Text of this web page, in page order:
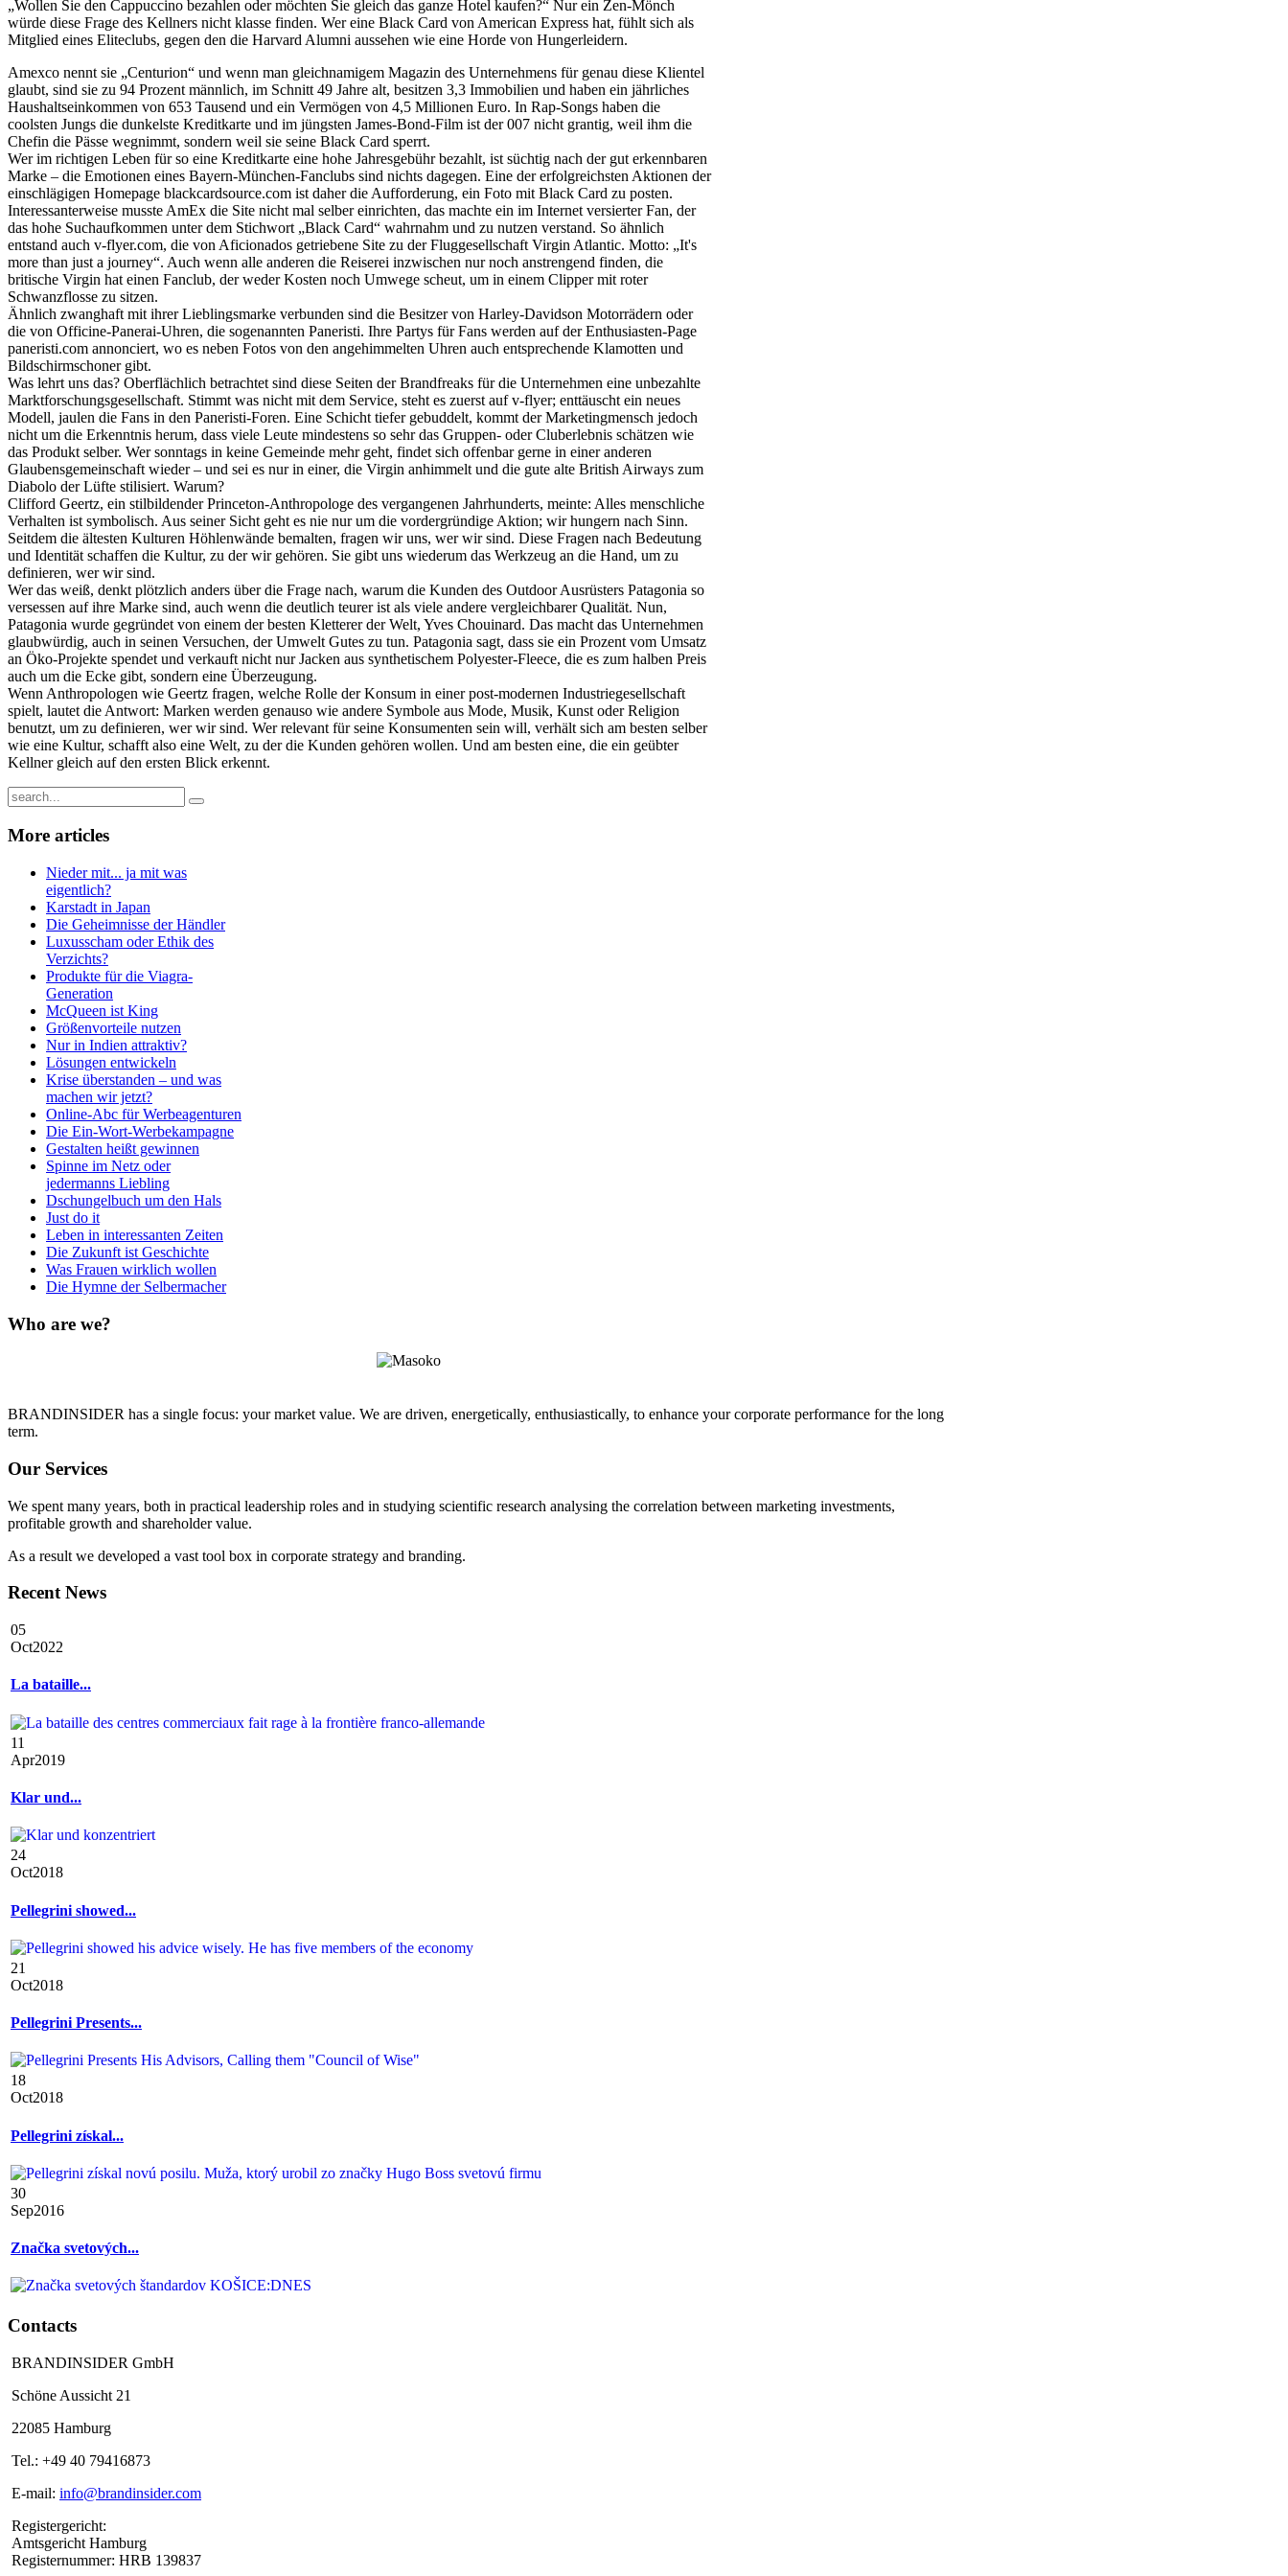
„Wollen Sie den Cappuccino bezahlen oder möchten Sie gleich das ganze Hotel kaufen?“ Nur ein Zen-Mönch
würde diese Frage des Kellners nicht klasse finden. Wer eine Black Card von American Express hat, fühlt sich als
Mitglied eines Eliteclubs, gegen den die Harvard Alumni aussehen wie eine Horde von Hungerleidern.
Amexco nennt sie „Centurion“ und wenn man gleichnamigem Magazin des Unternehmens für genau diese Klientel
glaubt, sind sie zu 94 Prozent männlich, im Schnitt 49 Jahre alt, besitzen 3,3 Immobilien und haben ein jährliches
Haushaltseinkommen von 653 Tausend und ein Vermögen von 4,5 Millionen Euro. In Rap-Songs haben die
coolsten Jungs die dunkelste Kreditkarte und im jüngsten James-Bond-Film ist der 007 nicht grantig, weil ihm die
Chefin die Pässe wegnimmt, sondern weil sie seine Black Card sperrt.
Wer im richtigen Leben für so eine Kreditkarte eine hohe Jahresgebühr bezahlt, ist süchtig nach der gut erkennbaren
Marke – die Emotionen eines Bayern-München-Fanclubs sind nichts dagegen. Eine der erfolgreichsten Aktionen der
einschlägigen Homepage blackcardsource.com ist daher die Aufforderung, ein Foto mit Black Card zu posten.
Interessanterweise musste AmEx die Site nicht mal selber einrichten, das machte ein im Internet versierter Fan, der
das hohe Suchaufkommen unter dem Stichwort „Black Card“ wahrnahm und zu nutzen verstand. So ähnlich
entstand auch v-flyer.com, die von Aficionados getriebene Site zu der Fluggesellschaft Virgin Atlantic. Motto: „It's
more than just a journey“. Auch wenn alle anderen die Reiserei inzwischen nur noch anstrengend finden, die
britische Virgin hat einen Fanclub, der weder Kosten noch Umwege scheut, um in einem Clipper mit roter
Schwanzflosse zu sitzen.
Ähnlich zwanghaft mit ihrer Lieblingsmarke verbunden sind die Besitzer von Harley-Davidson Motorrädern oder
die von Officine-Panerai-Uhren, die sogenannten Paneristi. Ihre Partys für Fans werden auf der Enthusiasten-Page
paneristi.com annonciert, wo es neben Fotos von den angehimmelten Uhren auch entsprechende Klamotten und
Bildschirmschoner gibt.
Was lehrt uns das? Oberflächlich betrachtet sind diese Seiten der Brandfreaks für die Unternehmen eine unbezahlte
Marktforschungsgesellschaft. Stimmt was nicht mit dem Service, steht es zuerst auf v-flyer; enttäuscht ein neues
Modell, jaulen die Fans in den Paneristi-Foren. Eine Schicht tiefer gebuddelt, kommt der Marketingmensch jedoch
nicht um die Erkenntnis herum, dass viele Leute mindestens so sehr das Gruppen- oder Cluberlebnis schätzen wie
das Produkt selber. Wer sonntags in keine Gemeinde mehr geht, findet sich offenbar gerne in einer anderen
Glaubensgemeinschaft wieder – und sei es nur in einer, die Virgin anhimmelt und die gute alte British Airways zum
Diabolo der Lüfte stilisiert. Warum?
Clifford Geertz, ein stilbildender Princeton-Anthropologe des vergangenen Jahrhunderts, meinte: Alles menschliche
Verhalten ist symbolisch. Aus seiner Sicht geht es nie nur um die vordergründige Aktion; wir hungern nach Sinn.
Seitdem die ältesten Kulturen Höhlenwände bemalten, fragen wir uns, wer wir sind. Diese Fragen nach Bedeutung
und Identität schaffen die Kultur, zu der wir gehören. Sie gibt uns wiederum das Werkzeug an die Hand, um zu
definieren, wer wir sind.
Wer das weiß, denkt plötzlich anders über die Frage nach, warum die Kunden des Outdoor Ausrüsters Patagonia so
versessen auf ihre Marke sind, auch wenn die deutlich teurer ist als viele andere vergleichbarer Qualität. Nun,
Patagonia wurde gegründet von einem der besten Kletterer der Welt, Yves Chouinard. Das macht das Unternehmen
glaubwürdig, auch in seinen Versuchen, der Umwelt Gutes zu tun. Patagonia sagt, dass sie ein Prozent vom Umsatz
an Öko-Projekte spendet und verkauft nicht nur Jacken aus synthetischem Polyester-Fleece, die es zum halben Preis
auch um die Ecke gibt, sondern eine Überzeugung.
Wenn Anthropologen wie Geertz fragen, welche Rolle der Konsum in einer post-modernen Industriegesellschaft
spielt, lautet die Antwort: Marken werden genauso wie andere Symbole aus Mode, Musik, Kunst oder Religion
benutzt, um zu definieren, wer wir sind. Wer relevant für seine Konsumenten sein will, verhält sich am besten selber
wie eine Kultur, schafft also eine Welt, zu der die Kunden gehören wollen. Und am besten eine, die ein geübter
Kellner gleich auf den ersten Blick erkennt.
More articles
Nieder mit... ja mit was
eigentlich?
Karstadt in Japan
Die Geheimnisse der Händler
Luxusscham oder Ethik des
Verzichts?
Produkte für die Viagra-
Generation
McQueen ist King
Größenvorteile nutzen
Nur in Indien attraktiv?
Lösungen entwickeln
Krise überstanden – und was
machen wir jetzt?
Online-Abc für Werbeagenturen
Die Ein-Wort-Werbekampagne
Gestalten heißt gewinnen
Spinne im Netz oder
jedermanns Liebling
Dschungelbuch um den Hals
Just do it
Leben in interessanten Zeiten
Die Zukunft ist Geschichte
Was Frauen wirklich wollen
Die Hymne der Selbermacher
Who are we?
BRANDINSIDER has a single focus: your market value. We are driven, energetically, enthusiastically, to enhance your corporate performance for the long
term.
Our Services
We spent many years, both in practical leadership roles and in studying scientific research analysing the correlation between marketing investments,
profitable growth and shareholder value.
As a result we developed a vast tool box in corporate strategy and branding.
RecentNews
05
Oct2022
La bataille...
11
Apr2019
Klar und...
24
Oct2018
Pellegrini showed...
21
Oct2018
Pellegrini Presents...
18
Oct2018
Pellegrini získal...
30
Sep2016
Značka svetových...
Contacts
BRANDINSIDER GmbH
Schöne Aussicht 21
22085 Hamburg
Tel.: +49 40 79416873
E-mail: info@brandinsider.com
Registergericht:
Amtsgericht Hamburg
Registernummer: HRB 139837